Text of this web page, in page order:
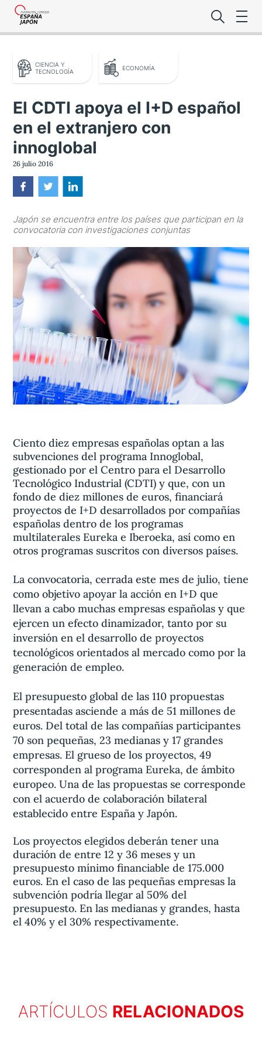
Lo último de
Noticias
Aviso legal
de privacidad
Contacta
CIENCIA Y
TECNOLOGÍA
ECONOMÍA
El CDTI apoya el I+D español
en el extranjero con
innoglobal
26 julio 2016
Japón se encuentra entre los países que participan en la
convocatoria con investigaciones conjuntas
Ciento diez empresas españolas optan a las
subvenciones del programa Innoglobal,
gestionado por el Centro para el Desarrollo
Tecnológico Industrial (CDTI) y que, con un
fondo de diez millones de euros, financiará
proyectos de I+D desarrollados por compañías
españolas dentro de los programas
multilaterales Eureka e Iberoeka, así como en
otros programas suscritos con diversos países.
La convocatoria, cerrada este mes de julio, tiene
como objetivo apoyar la acción en I+D que
llevan a cabo muchas empresas españolas y que
ejercen un efecto dinamizador, tanto por su
inversión en el desarrollo de proyectos
tecnológicos orientados al mercado como por la
generación de empleo.
El presupuesto global de las 110 propuestas
presentadas asciende a más de 51 millones de
euros. Del total de las compañías participantes
70 son pequeñas, 23 medianas y 17 grandes
empresas. El grueso de los proyectos, 49
corresponden al programa Eureka, de ámbito
europeo. Una de las propuestas se corresponde
con el acuerdo de colaboración bilateral
establecido entre España y Japón.
Los proyectos elegidos deberán tener una
duración de entre 12 y 36 meses y un
presupuesto mínimo financiable de 175.000
euros. En el caso de las pequeñas empresas la
subvención podría llegar al 50% del
presupuesto. En las medianas y grandes, hasta
el 40% y el 30% respectivamente.
ARTÍCULOS RELACIONADOS